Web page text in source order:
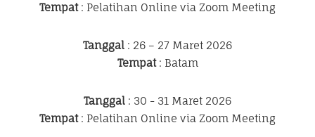
Tempat: Pelatihan Online via Zoom Meeting
Tanggal : 26 – 27 Maret 2026
Tempat: Batam
Tanggal : 30 - 31 Maret 2026
Tempat: Pelatihan Online via Zoom Meeting